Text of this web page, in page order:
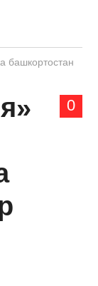
башкортостан
0